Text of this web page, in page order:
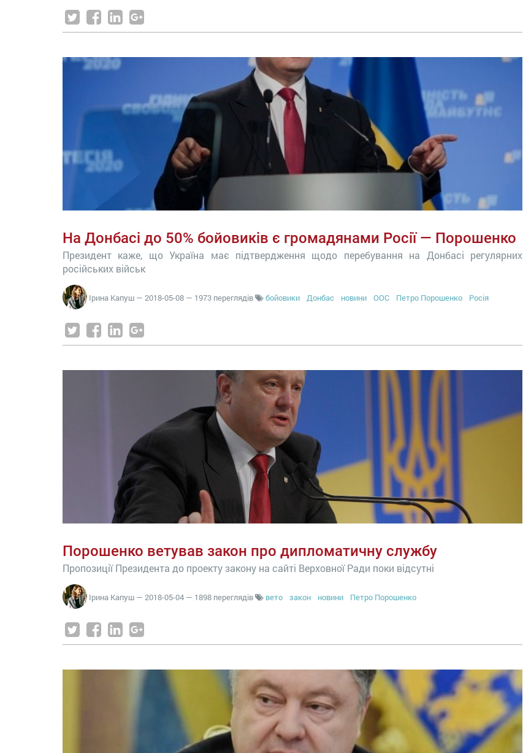
На Донбасі до 50% бойовиків є громадянами Росії — Порошенко
Президент каже, що Україна має підтвердження щодо перебування на Донбасі регулярних
російських військ
Ірина Капуш — 2018-05-08 — 1973 переглядів бойовики Донбас новини ООС Петро Порошенко Росія
Порошенко ветував закон про дипломатичну службу
Пропозиції Президента до проекту закону на сайті Верховної Ради поки відсутні
Ірина Капуш — 2018-05-04 — 1898 переглядів вето закон новини Петро Порошенко